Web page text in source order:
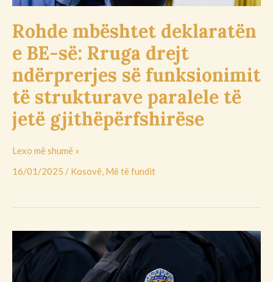
Rohde mbështet deklaratën
e BE-së: Rruga drejt
ndërprerjes së funksionimit
të strukturave paralele të
jetë gjithëpërfshirëse
të
strukturave
paralele
të
gjithëpërfshirëse
Lexo më shumë »
16/01/2025 / Kosovë, Më të fundit
Ndalohet
kamion